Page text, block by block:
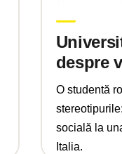
despre
O studentă
socială la
Italia.